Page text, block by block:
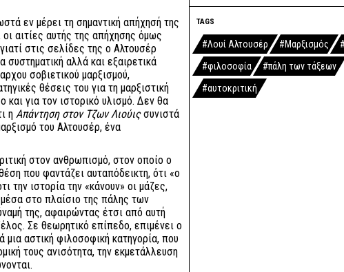
εν μέρει τη σημαντική απήχησή της
αιτίες αυτής της απήχησης όμως
στις σελίδες της ο Αλτουσέρ
αλλά και εξαιρετικά
σοβιετικού μαρξισμού,
θέσεις του για τη μαρξιστική
και για τον ιστορικό υλισμό. Δεν θα
η Απάντηση στον Τζων Λιούιςσυνιστά
του Αλτουσέρ, ένα
στον ανθρωπισμό, στον οποίο ο
που φαντάζει αυταπόδεικτη, ότι «ο
την ιστορία την «κάνουν» οι μάζες,
στο πλαίσιο της πάλης των
της, αφαιρώντας έτσι από αυτή
Σε θεωρητικό επίπεδο, επιμένει ο
αστική φιλοσοφική κατηγορία, που
τους ανισότητα, την εκμετάλλευση
TAGS
#Λουί Αλτουσέρ #Μαρξισμός
#φιλοσοφία
#πάλη των τάξεων
#αυτοκριτική